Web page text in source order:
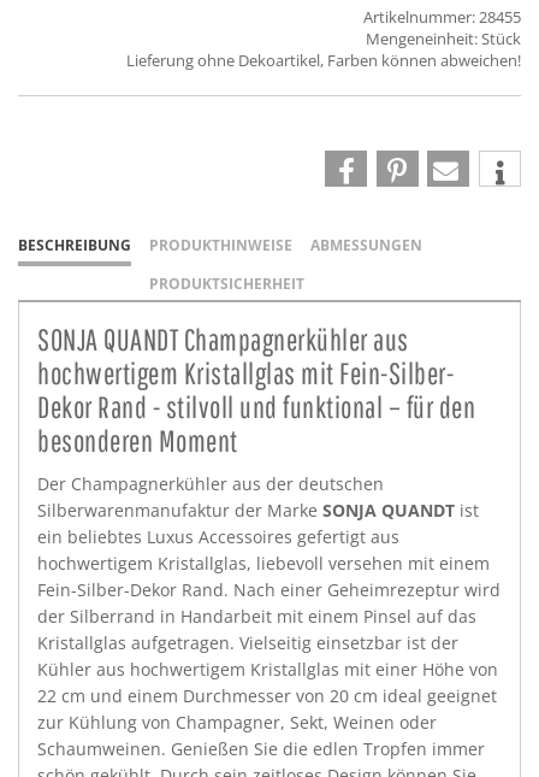
Artikelnummer: 28455
Mengeneinheit: Stück
Lieferung ohne Dekoartikel, Farben können abweichen!
BESCHREIBUNG PRODUKTHINWEISE
ABMESSUNGEN
PRODUKTSICHERHEIT
SONJA QUANDT Champagnerkühler aus
hochwertigem Kristallglas mit Fein-Silber-
Dekor Rand - stilvoll und funktional – für den
besonderen Moment
Der Champagnerkühler aus der deutschen
Silberwarenmanufaktur der Marke SONJA QUANDT ist
ein beliebtes Luxus Accessoires gefertigt aus
hochwertigem Kristallglas, liebevoll versehen mit einem
Fein-Silber-Dekor Rand. Nach einer Geheimrezeptur wird
der Silberrand in Handarbeit mit einem Pinsel auf das
Kristallglas aufgetragen. Vielseitig einsetzbar ist der
Kühler aus hochwertigem Kristallglas mit einer Höhe von
22 cm und einem Durchmesser von 20 cm ideal geeignet
zur Kühlung von Champagner, Sekt, Weinen oder
Schaumweinen. Genießen Sie die edlen Tropfen immer